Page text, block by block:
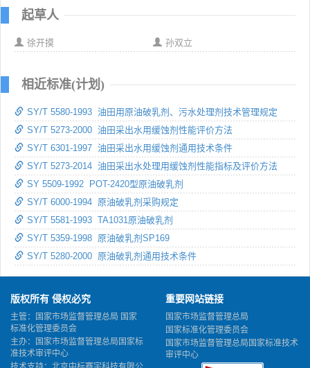
起草人
徐开摸 孙双立
相近标准(计划)
SY/T 5580-1993 油田用原油破乳剂、污水处理剂技术管理规定
SY/T 5273-2000 油田采出水用缓蚀剂性能评价方法
SY/T 6301-1997 油田采出水用缓蚀剂通用技术条件
SY/T 5273-2014 油田采出水处理用缓蚀剂性能指标及评价方法
SY 5509-1992 POT-2420型原油破乳剂
SY/T 6000-1994 原油破乳剂采购规定
SY/T 5581-1993 TA1031原油破乳剂
SY/T 5359-1998 原油破乳剂SP169
SY/T 5280-2000 原油破乳剂通用技术条件
版权所有 侵权必究
主管：国家市场监督管理总局 国家
标准化管理委员会
主办：国家市场监督管理总局国家标
准技术审评中心
重要网站链接
国家市场监督管理总局
国家标准化管理委员会
国家市场监督管理总局国家标准技术
审评中心